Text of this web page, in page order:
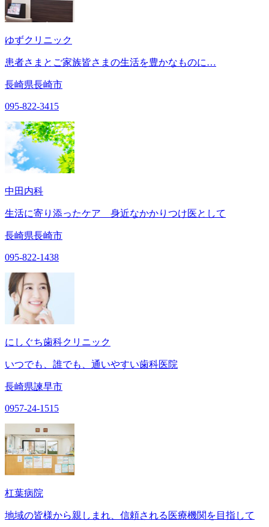
ゆずクリニック
患者さまとご家族皆さまの生活を豊かなものに…
長崎県長崎市
095-822-3415
中田内科
生活に寄り添ったケア 身近なかかりつけ医として
長崎県長崎市
095-822-1438
にしぐち歯科クリニック
いつでも、誰でも、通いやすい歯科医院
長崎県諫早市
0957-24-1515
杠葉病院
地域の皆様から親しまれ、信頼される医療機関を目指して